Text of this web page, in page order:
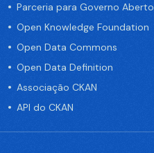
Parceria para Governo Aberto
Open Knowledge Foundation
Open Data Commons
Open Data Definition
Associação CKAN
API do CKAN